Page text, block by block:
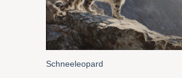
Schneeleopard